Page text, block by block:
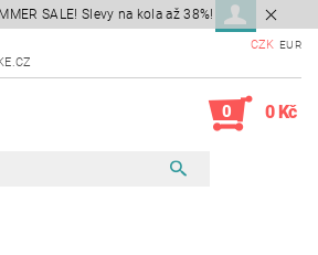
SALE! Slevy na kola až 38%!
CZK EUR
0 0 Kč